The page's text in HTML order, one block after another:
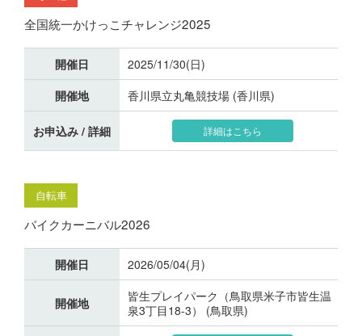
全国統一かけっこチャレンジ2025
開催日
2025/11/30(日)
開催地
香川県立丸亀競技場 (香川県)
お申込み / 詳細 詳細はこちら
自転車
バイクカーニバル2026
開催日 2026/05/04(月)
開催地
皆生プレイパーク（鳥取県米子市皆生温
泉3丁目18-3） (鳥取県)